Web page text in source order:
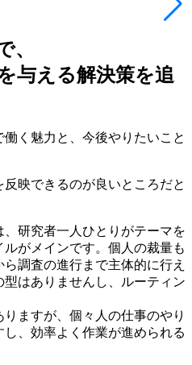
、
与える解決策を追
く魅力と、今後やりたいこと
映できるのが良いところだと
研究者一人ひとりがテーマを
がメインです。個人の裁量も
調査の進行まで主体的に行え
はありませんし、ルーティン
ますが、個々人の仕事のやり
、効率よく作業が進められる